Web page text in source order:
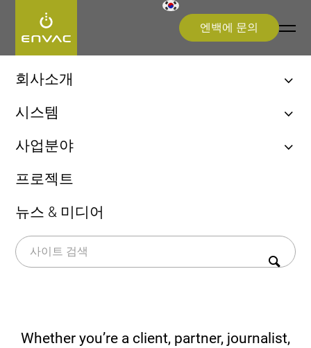
회사소개
엔백 ReFlow
엔백 UX 체험
시스템
상업용 키친시스템
의료 폐기물 시스템
사업분야
병원(Healthcare)
공항(Airports)
프로젝트
뉴스 & 미디어
엔백에 문의
Start >News & events
News & events
upcoming events. Stay informed about
industry insights from around the world.
Whether you’re a client, partner, journalist,